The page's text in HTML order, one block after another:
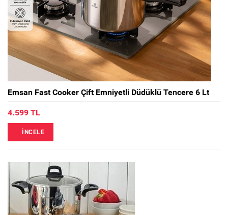
Emsan Fast Cooker Çift Emniyetli Düdüklü Tencere 6 Lt
4.599 TL
İNCELE